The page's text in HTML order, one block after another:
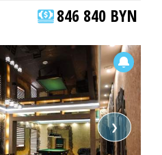
846 840 BYN
❯